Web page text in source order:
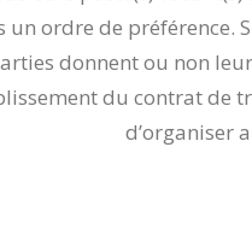
un ordre de
donnent ou non
du contrat de
d’organiser